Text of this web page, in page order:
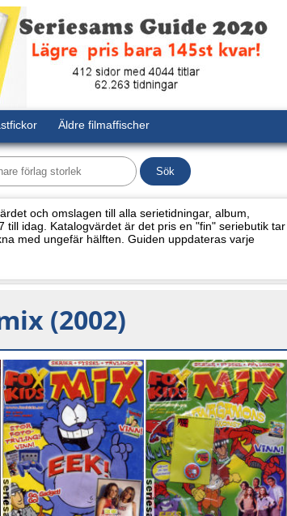
Äldre filmaffischer
och omslagen till alla serietidningar, album,
idag. Katalogvärdet är det pris en "fin" seriebutik tar
med ungefär hälften. Guiden uppdateras varje
(2002)